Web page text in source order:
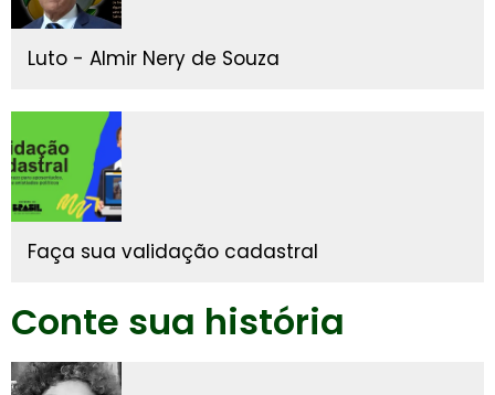
Luto - Almir Nery de Souza
Faça sua validação cadastral
Conte sua história